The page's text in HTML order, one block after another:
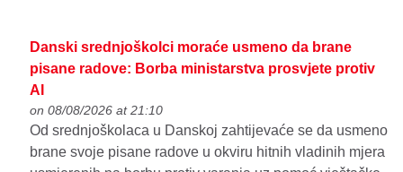
Danski srednjoškolci moraće usmeno da brane
pisane radove: Borba ministarstva prosvjete protiv
AI
on 08/08/2026 at 21:10
Od srednjoškolaca u Danskoj zahtijevaće se da usmeno
brane svoje pisane radove u okviru hitnih vladinih mjera